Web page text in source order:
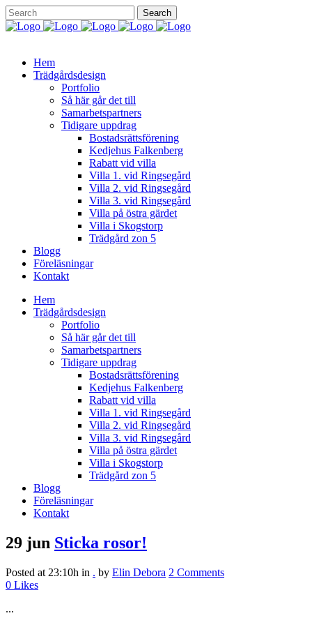
Hem
Trädgårdsdesign
Portfolio
Så här går det till
Samarbetspartners
Tidigare uppdrag
Bostadsrättsförening
Kedjehus Falkenberg
Rabatt vid villa
Villa 1. vid Ringsegård
Villa 2. vid Ringsegård
Villa 3. vid Ringsegård
Villa på östra gärdet
Villa i Skogstorp
Trädgård zon 5
Blogg
Föreläsningar
Kontakt
Hem
Trädgårdsdesign
Portfolio
Så här går det till
Samarbetspartners
Tidigare uppdrag
Bostadsrättsförening
Kedjehus Falkenberg
Rabatt vid villa
Villa 1. vid Ringsegård
Villa 2. vid Ringsegård
Villa 3. vid Ringsegård
Villa på östra gärdet
Villa i Skogstorp
Trädgård zon 5
Blogg
Föreläsningar
Kontakt
29 jun Sticka rosor!
Posted at 23:10h in . by Elin Debora 2 Comments
0 Likes
...